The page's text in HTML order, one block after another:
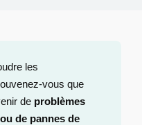
les
vous que
de problèmes
de pannes de